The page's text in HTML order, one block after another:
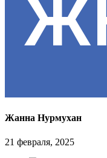
Жанна Нурмухан
21 февраля, 2025